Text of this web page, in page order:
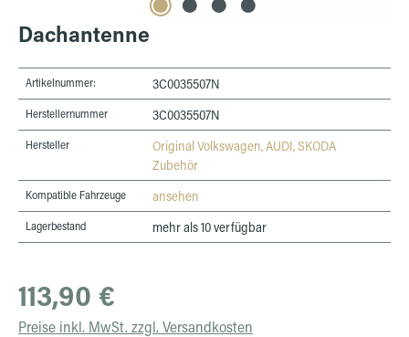
Dachantenne
Artikelnummer: 3C0035507N
Herstellernummer 3C0035507N
Hersteller
Original Volkswagen, AUDI, SKODA
Zubehör
Kompatible Fahrzeuge ansehen
Lagerbestand mehr als 10 verfügbar
Regulärer Preis:
113,90 €
Preise inkl. MwSt. zzgl. Versandkosten